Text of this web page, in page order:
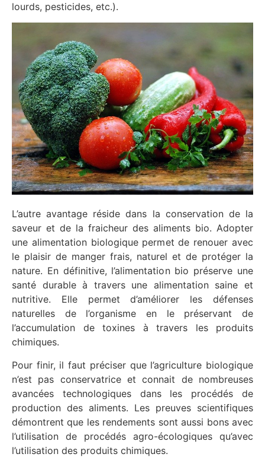
lourds, pesticides, etc.).
L’autre avantage réside dans la conservation de la
saveur et de la fraicheur des aliments bio. Adopter
une alimentation biologique permet de renouer avec
le plaisir de manger frais, naturel et de protéger la
nature. En définitive, l’alimentation bio préserve une
santé durable à travers une alimentation saine et
nutritive. Elle permet d’améliorer les défenses
naturelles de l’organisme en le préservant de
l’accumulation de toxines à travers les produits
chimiques.
Pour finir, il faut préciser que l’agriculture biologique
n’est pas conservatrice et connait de nombreuses
avancées technologiques dans les procédés de
production des aliments. Les preuves scientifiques
démontrent que les rendements sont aussi bons avec
l’utilisation de procédés agro-écologiques qu’avec
l’utilisation des produits chimiques.